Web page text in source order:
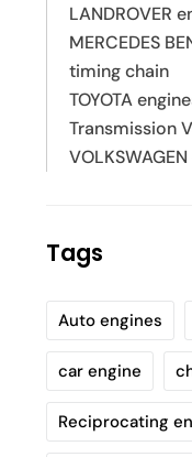
LANDROVER
MERCEDES
timing chain
TOYOTA
Transmission
Tags
Auto engines
car engine
Reciprocating